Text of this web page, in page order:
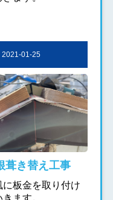
2021-01-25
葺き替え工事
に板金を取り付け